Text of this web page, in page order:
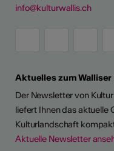
info@kulturwallis.ch
Aktuelles zum
Der Newsletter von
liefert Ihnen das aktuelle
Kulturlandschaft
Aktuelle Newsletter